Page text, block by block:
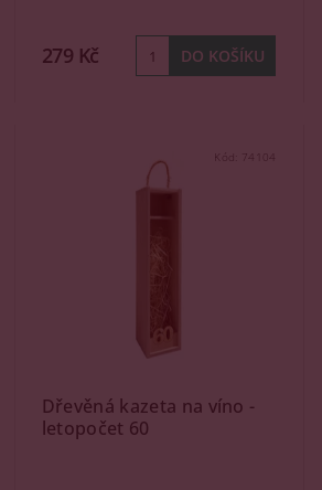
279 Kč
Kód: 74104
Dřevěná kazeta na víno -
letopočet 60